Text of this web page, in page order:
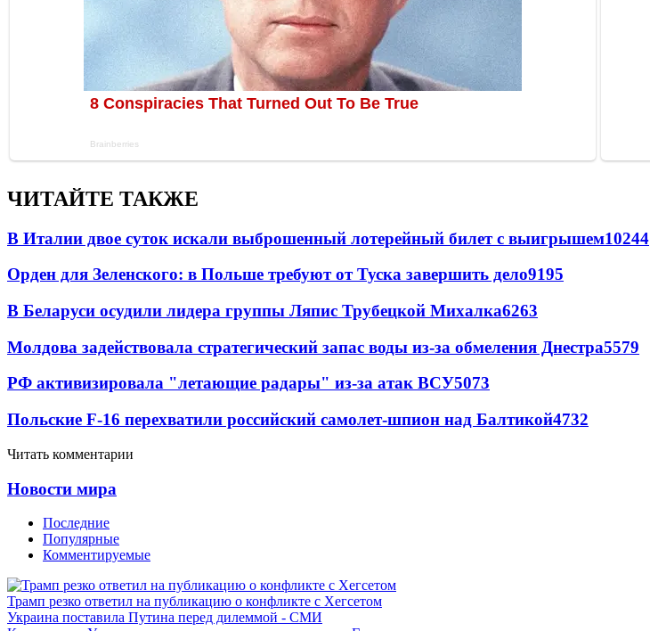
ЧИТАЙТЕ ТАКЖЕ
В Италии двое суток искали выброшенный лотерейный билет с выигрышем10244
Орден для Зеленского: в Польше требуют от Туска завершить дело9195
В Беларуси осудили лидера группы Ляпис Трубецкой Михалка6263
Молдова задействовала стратегический запас воды из-за обмеления Днестра5579
РФ активизировала "летающие радары" из-за атак ВСУ5073
Польские F-16 перехватили российский самолет-шпион над Балтикой4732
Читать комментарии
Новости мира
Последние
Популярные
Комментируемые
Трамп резко ответил на публикацию о конфликте с Хегсетом
Украина поставила Путина перед дилеммой - СМИ